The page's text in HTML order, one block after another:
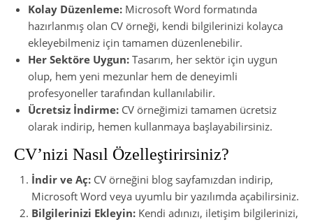
Kolay Düzenleme: Microsoft Word formatında
hazırlanmış olan CV örneği, kendi bilgilerinizi kolayca
ekleyebilmeniz için tamamen düzenlenebilir.
Her Sektöre Uygun: Tasarım, her sektör için uygun
olup, hem yeni mezunlar hem de deneyimli
profesyoneller tarafından kullanılabilir.
Ücretsiz İndirme: CV örneğimizi tamamen ücretsiz
olarak indirip, hemen kullanmaya başlayabilirsiniz.
CV’nizi Nasıl Özelleştirirsiniz?
İndir ve Aç: CV örneğini blog sayfamızdan indirip,
Microsoft Word veya uyumlu bir yazılımda açabilirsiniz.
Bilgilerinizi Ekleyin: Kendi adınızı, iletişim bilgilerinizi,